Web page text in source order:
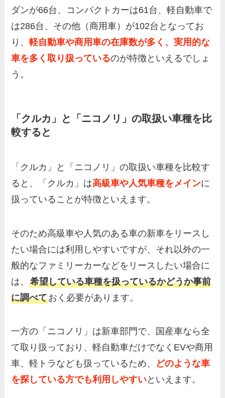
ダンが66台、コンパクトカーは61台、軽自動車で
は286台、その他（商用車）が102台となってお
り、軽自動車や商用車の在庫数が多く、実用的な
車を多く取り扱っているのが特徴といえるでしょ
う。
「クルカ」と「ニコノリ」の取扱い車種を比
較すると
「クルカ」と「ニコノリ」の取扱い車種を比較す
ると、「クルカ」は高級車や人気車種をメインに
扱っていることが特徴といえます。
そのため高級車や人気のある車の新車をリースし
たい場合には利用しやすいですが、それ以外の一
般的なファミリーカーなどをリースしたい場合に
は、希望している車種を扱っているかどうか事前
に調べておく必要があります。
一方の「ニコノリ」は新車部門で、国産車なら全
て取り扱っており、軽自動車だけでなくEVや商用
車、軽トラなども扱っているため、 どのような車
を探している方でも利用しやすいといえます。